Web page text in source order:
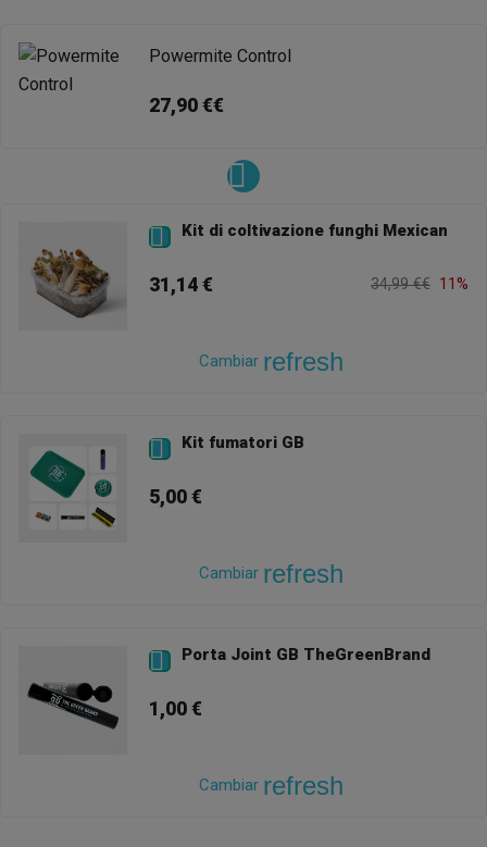
Powermite Control
27,90 €€
 Kit di coltivazione funghi Mexican
31,14 € 34,99 €€ 11%
Cambiar refresh
 Kit fumatori GB
5,00 €
Cambiar refresh
 Porta Joint GB TheGreenBrand
1,00 €
Cambiar refresh